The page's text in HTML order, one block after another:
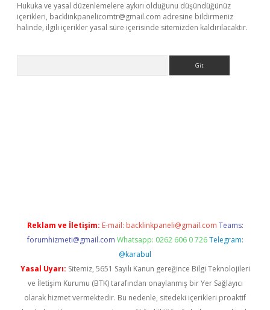
Hukuka ve yasal düzenlemelere aykırı olduğunu düşündüğünüz
içerikleri, backlinkpanelicomtr@gmail.com adresine bildirmeniz
halinde, ilgili içerikler yasal süre içerisinde sitemizden kaldırılacaktır.
Reklam ve İletişim: E-mail: backlinkpaneli@gmail.com Teams:
forumhizmeti@gmail.com Whatsapp: 0262 606 0 726 Telegram:
@karabul
Yasal Uyarı: Sitemiz, 5651 Sayılı Kanun gereğince Bilgi Teknolojileri
ve İletişim Kurumu (BTK) tarafından onaylanmış bir Yer Sağlayıcı
olarak hizmet vermektedir. Bu nedenle, sitedeki içerikleri proaktif